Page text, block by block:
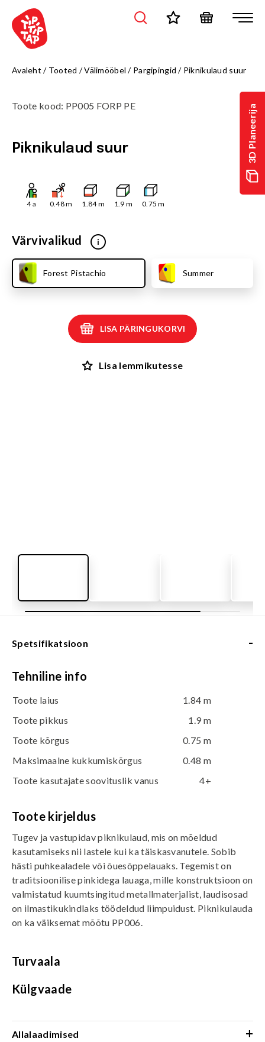
3D Planeerija
Avaleht / Tooted /Välimööbel / Pargipingid / Piknikulaud suur
Toote kood: PP005 FORP PE
Piknikulaud suur
4a 0.48m 1.84m 1.9 m 0.75 m
Värvivalikud i
Forest Pistachio Summer
LISA PÄRINGUKORVI
Lisa lemmikutesse
Spetsifikatsioon -
Tehniline info
Toote laius
1.84 m
Toote pikkus
1.9 m
Toote kõrgus
0.75 m
Maksimaalne kukkumiskõrgus
0.48 m
Toote kasutajate soovituslik vanus
4+
Toote kirjeldus
Tugev ja vastupidav piknikulaud, mis on mõeldud
kasutamiseks nii lastele kui ka täiskasvanutele. Sobib
hästi puhkealadele või õuesõppelauaks. Tegemist on
traditsioonilise pinkidega lauaga, mille konstruktsioon on
valmistatud kuumtsingitud metallmaterjalist, laudisosad
on ilmastikukindlaks töödeldud liimpuidust. Piknikulauda
on ka väiksemat mõõtu PP006.
Turvaala
Külgvaade
Allalaadimised +